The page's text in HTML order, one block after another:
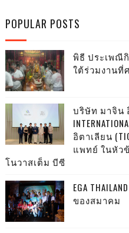
POPULAR POSTS
พิธี ประเพณี
ใต้ร่วมงานที่
บริษัท มาจิน
อิตาเลียน
แพทย์ ในหัว
โนวาสเต็ม บีซี
EGA
ของสมาคม